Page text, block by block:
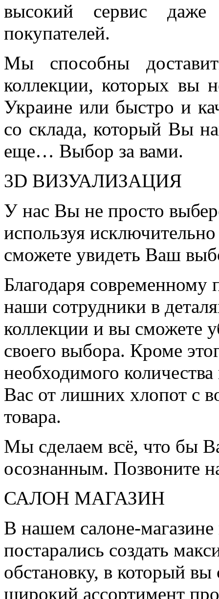
высокий сервис даже
покупателей.
Мы способны
коллекции, которых вы
Украине или быстро и
со склада, который Вы
еще… Выбор за вами.
3D ВИЗУАЛИЗАЦИЯ
У нас Вы не просто
используя
сможете увидеть Ваш
Благодаря
наши сотрудники в
коллекции и вы сможете
своего выбора. Кроме
необходимого
Вас от лишних хлопот с
товара.
Мы сделаем всё, что бы
осознанным. Позвоните
САЛОН МАГАЗИН
В нашем салоне-
постарались создать
обстановку, в который
широкий ассортимент